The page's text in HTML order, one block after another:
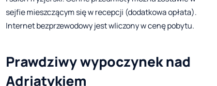
sejfie mieszczącym się w recepcji (dodatkowa opłata).
Internet bezprzewodowy jest wliczony w cenę pobytu.
Prawdziwy wypoczynek nad
Adriatykiem